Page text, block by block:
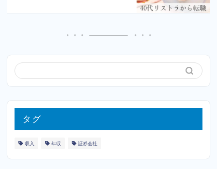
タグ
収入 年収 証券会社